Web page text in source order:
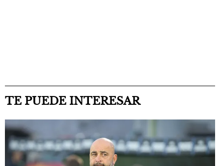
TE PUEDE INTERESAR